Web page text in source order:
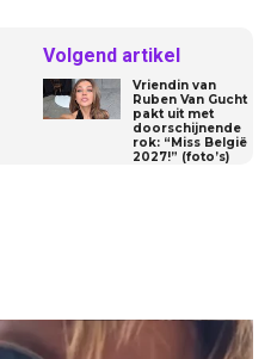
Volgend artikel
Vriendin van
Ruben Van Gucht
pakt uit met
doorschijnende
rok: “Miss België
2027!” (foto’s)